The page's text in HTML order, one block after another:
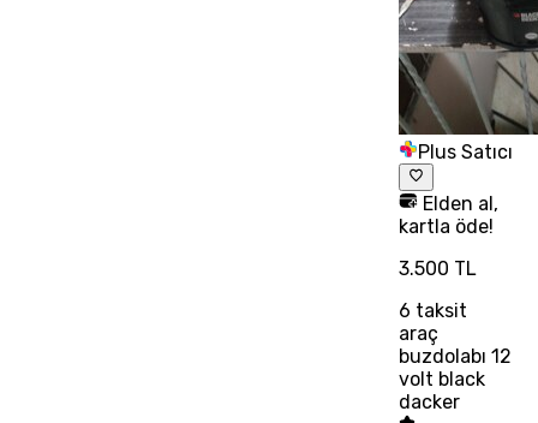
Plus Satıcı
Elden al,
kartla öde!
3.500 TL
6 taksit
araç
buzdolabı 12
volt black
dacker